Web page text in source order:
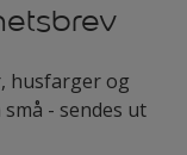
husfarger og
- sendes ut